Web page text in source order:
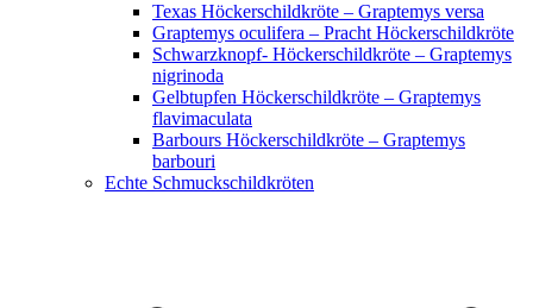
Texas Höckerschildkröte – Graptemys versa
Graptemys oculifera – Pracht Höckerschildkröte
Schwarzknopf- Höckerschildkröte – Graptemys
nigrinoda
Gelbtupfen Höckerschildkröte – Graptemys
flavimaculata
Barbours Höckerschildkröte – Graptemys
barbouri
Echte Schmuckschildkröten